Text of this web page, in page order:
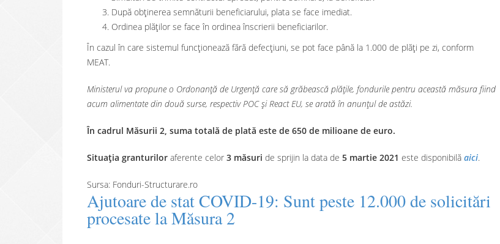
După obținerea semnăturii beneficiarului, plata se face imediat.
Ordinea plăților se face în ordinea înscrierii beneficiarilor.
În cazul în care sistemul funcționează fără defecțiuni, se pot face până la 1.000 de plăți pe zi, conform
MEAT.
Ministerul va propune o Ordonanță de Urgență care să grăbească plățile, fondurile pentru această măsura fiind
acum alimentate din două surse, respectiv POC și React EU, se arată în anunțul de astăzi.
În cadrul Măsurii 2, suma totală de plată este de 650 de milioane de euro.
Situația granturilor aferente celor 3 măsuri de sprijin la data de 5 martie 2021 este disponibilă aici.
Sursa: Fonduri-Structurare.ro
Ajutoare de stat COVID-19: Sunt peste 12.000 de solicitări
procesate la Măsura 2